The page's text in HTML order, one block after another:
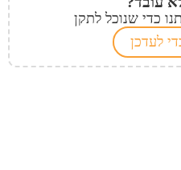
כדי שנוכל לתקן
לעדכן